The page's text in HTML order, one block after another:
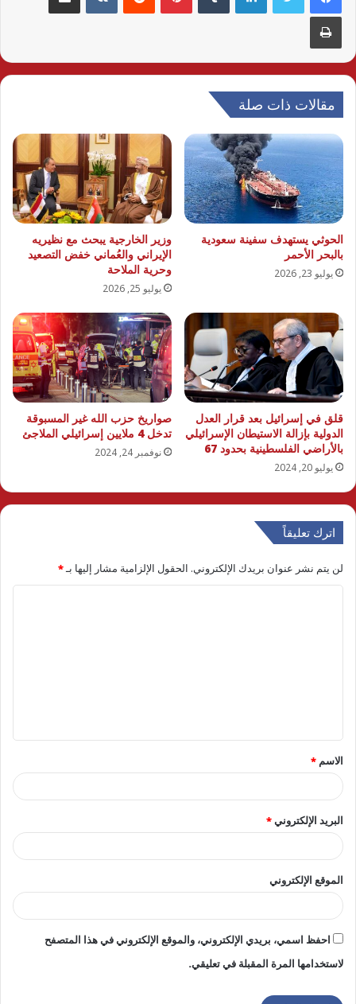
طباعة
مقالات ذات صلة
الحوثي يستهدف سفينة سعودية
بالبحر الأحمر
يوليو 23, 2026
وزير الخارجية يبحث مع نظيريه
الإيراني والعُماني خفض التصعيد
وحرية الملاحة
يوليو 25, 2026
قلق في إسرائيل بعد قرار العدل
الدولية بإزالة الاستيطان الإسرائيلي
بالأراضي الفلسطينية بحدود 67
يوليو 20, 2024
صواريخ حزب الله غير المسبوقة
تدخل 4 ملايين إسرائيلي الملاجئ
نوفمبر 24, 2024
اترك تعليقاً
لن يتم نشر عنوان بريدك الإلكتروني. الحقول الإلزامية مشار إليها بـ*
ق
*
الاسم *
البريد الإلكتروني*
الموقع الإلكتروني
احفظ اسمي، بريدي الإلكتروني، والموقع الإلكتروني في هذا المتصفح
لاستخدامها المرة المقبلة في تعليقي.